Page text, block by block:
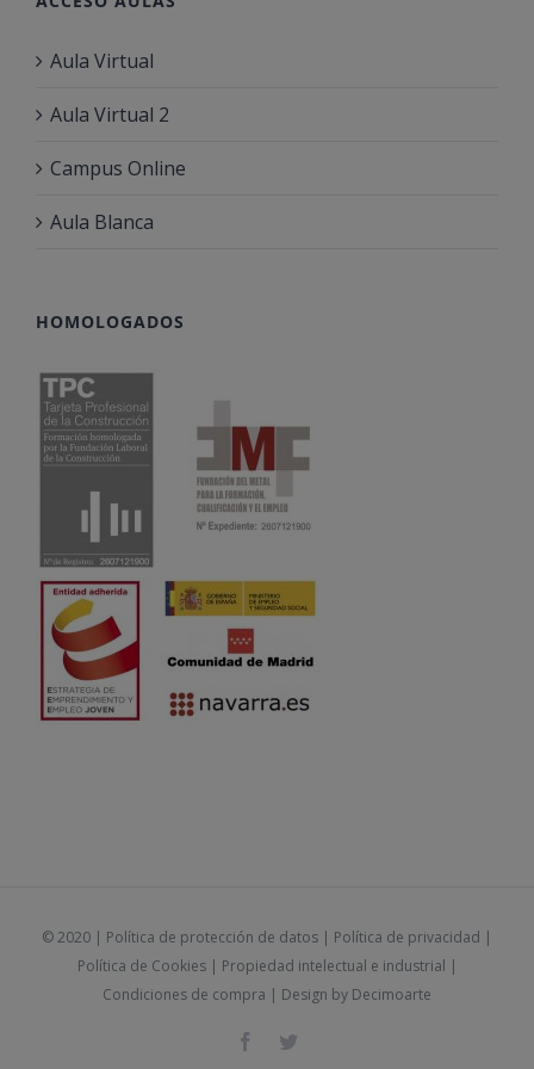
Aula Virtual
Aula Virtual 2
Campus Online
Aula Blanca
HOMOLOGADOS
© 2020 | Política de protección de datos | Política de privacidad |
Política de Cookies| Propiedad intelectual e industrial |
Condiciones de compra | Design by Decimoarte
Facebook